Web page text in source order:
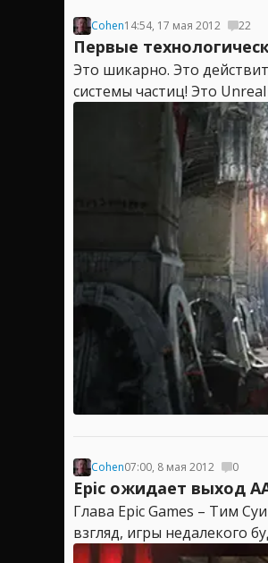
Cohen14:54, 17 мая 2012 22
Первые
Это шикарно. Это
системы частиц! Это
Cohen07:00, 8 мая 2012 0
Epic ожидает выход
Глава Epic Games – Тим
взгляд, игры недалекого